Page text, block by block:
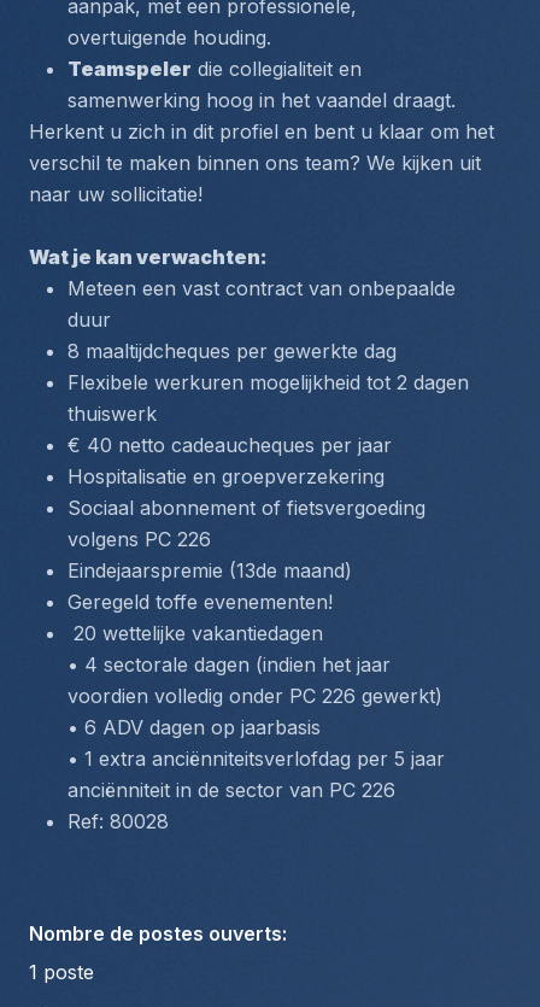
aanpak, met een professionele,
overtuigende houding.
Teamspeler die collegialiteit en
samenwerking hoog in het vaandel draagt.
Herkent u zich in dit profiel en bent u klaar om het
verschil te maken binnen ons team? We kijken uit
naar uw sollicitatie!
Wat je kan verwachten:
Meteen een vast contract van onbepaalde
duur
8 maaltijdcheques per gewerkte dag
Flexibele werkuren mogelijkheid tot 2 dagen
thuiswerk
€ 40 netto cadeaucheques per jaar
Hospitalisatie en groepverzekering
Sociaal abonnement of fietsvergoeding
volgens PC 226
Eindejaarspremie (13de maand)
Geregeld toffe evenementen!
20 wettelijke vakantiedagen
• 4 sectorale dagen (indien het jaar
voordien volledig onder PC 226 gewerkt)
• 6 ADV dagen op jaarbasis
• 1 extra anciënniteitsverlofdag per 5 jaar
anciënniteit in de sector van PC 226
Ref: 80028
Nombre de postes ouverts:
1 poste